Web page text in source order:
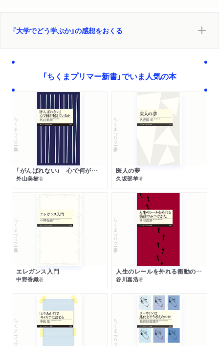
『大学でどう学ぶか』の感想をおくる
「ちくまプリマー新書」でいま人気の本
ちくまプリマー新書
「がんばれない」 心で何が起きているか
外山美樹著
ちくまプリマー新書
医人の夢
久坂部羊著
ちくまプリマー新書
エレガンス入門
中野香織著
ちくまプリマー新書
人生のレールを外れる衝動のみつけかた
谷川嘉浩著
ちくまプリマー新書 ちくまプリマー新書